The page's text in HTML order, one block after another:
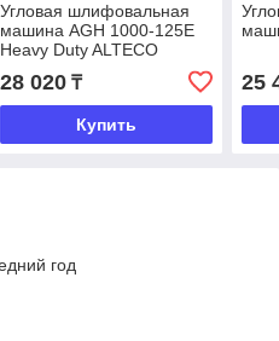
Угловая шлифовальная
машина AGH 1000-125E
Heavy Duty ALTECO
28 020₸
Купить
25
год